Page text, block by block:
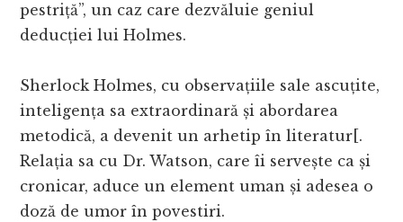
pestriță”, un caz care dezvăluie geniul
deducției lui Holmes.
Sherlock Holmes, cu observațiile sale ascuțite,
inteligența sa extraordinară și abordarea
metodică, a devenit un arhetip în literatur[.
Relația sa cu Dr. Watson, care îi servește ca și
cronicar, aduce un element uman și adesea o
doză de umor în povestiri.